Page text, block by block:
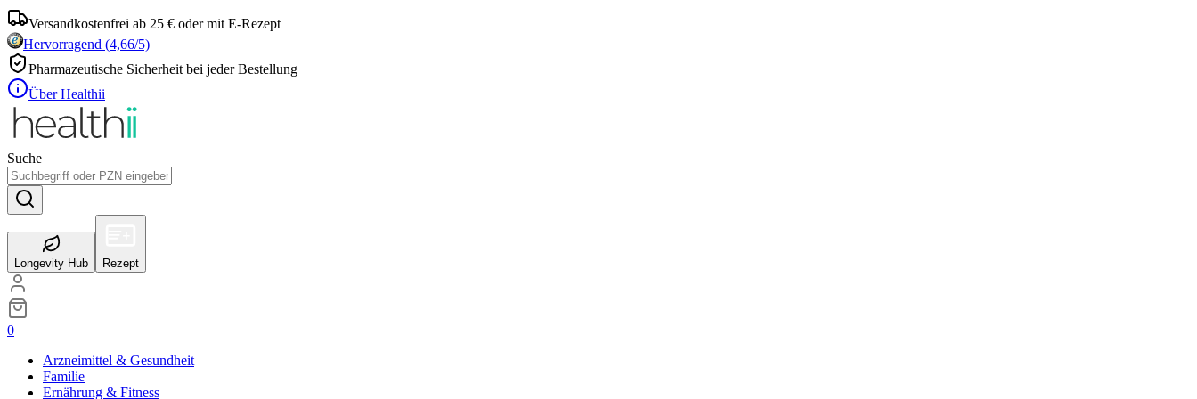
Versandkostenfrei ab 25 € oder mit E-Rezept
Hervorragend (4,66/5)
Pharmazeutische Sicherheit bei jeder Bestellung
Über Healthii
Suche
Longevity Hub Rezept
0
Arzneimittel & Gesundheit
Familie
Ernährung & Fitness